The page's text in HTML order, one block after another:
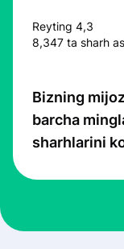
Reyting 4,3
8,347 ta sharh
Bizning
barcha
sharhlarini